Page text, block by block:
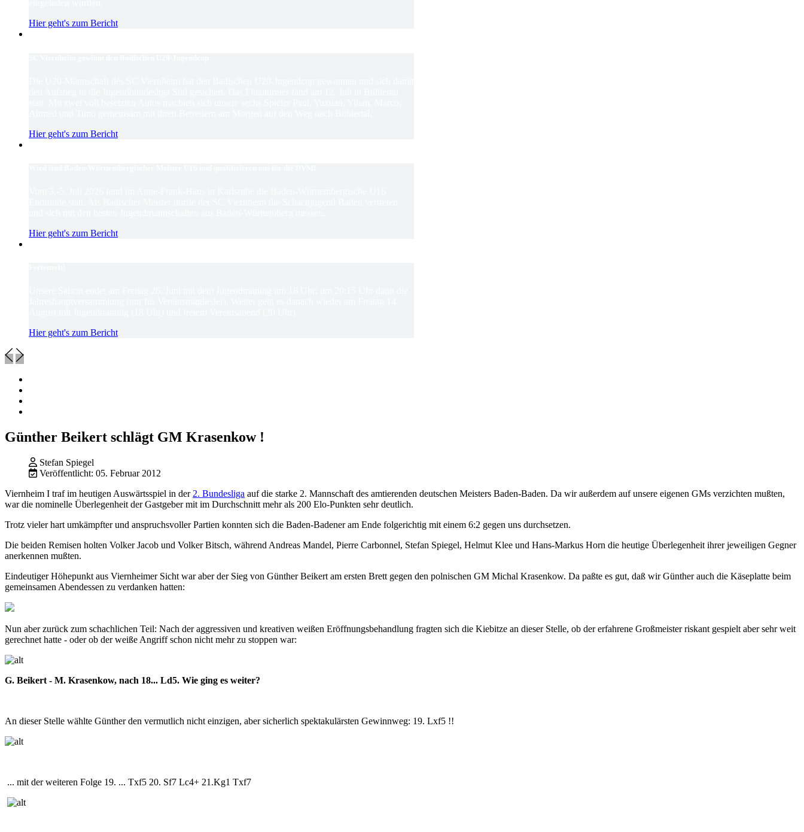
Hier geht's zum Bericht
Hier geht's zum Bericht
Hier geht's zum Bericht
Hier geht's zum Bericht
Günther Beikert schlägt GM Krasenkow !
Stefan Spiegel
Veröffentlicht: 05. Februar 2012
Viernheim I traf im heutigen Auswärtsspiel in der 2. Bundesliga auf die starke 2. Mannschaft des amtierenden deutschen Meisters Baden-Baden. Da wir außerdem auf unsere eigenen GMs verzichten mußten,
war die nominelle Überlegenheit der Gastgeber mit im Durchschnitt mehr als 200 Elo-Punkten sehr deutlich.
Trotz vieler hart umkämpfter und anspruchsvoller Partien konnten sich die Baden-Badener am Ende folgerichtig mit einem 6:2 gegen uns durchsetzen.
Die beiden Remisen holten Volker Jacob und Volker Bitsch, während Andreas Mandel, Pierre Carbonnel, Stefan Spiegel, Helmut Klee und Hans-Markus Horn die heutige Überlegenheit ihrer jeweiligen Gegner
anerkennen mußten.
Eindeutiger Höhepunkt aus Viernheimer Sicht war aber der Sieg von Günther Beikert am ersten Brett gegen den polnischen GM Michal Krasenkow. Da paßte es gut, daß wir Günther auch die Käseplatte beim
gemeinsamen Abendessen zu verdanken hatten:
Nun aber zurück zum schachlichen Teil: Nach der aggressiven und kreativen weißen Eröffnungsbehandlung fragten sich die Kiebitze an dieser Stelle, ob der erfahrene Großmeister riskant gespielt aber sehr weit
gerechnet hatte - oder ob der weiße Angriff schon nicht mehr zu stoppen war:
G. Beikert - M. Krasenkow, nach 18... Ld5. Wie ging es weiter?
An dieser Stelle wählte Günther den vermutlich nicht einzigen, aber sicherlich spektakulärsten Gewinnweg: 19. Lxf5 !!
... mit der weiteren Folge 19. ... Txf5 20. Sf7 Lc4+ 21.Kg1 Txf7